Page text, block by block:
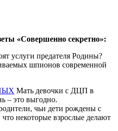
«Совершенно секретно»:
услуги предателя Родины?
шпионов современной
Мать девочки с ДЦП в
– это выгодно.
чьи дети рождены с
некоторые взрослые делают